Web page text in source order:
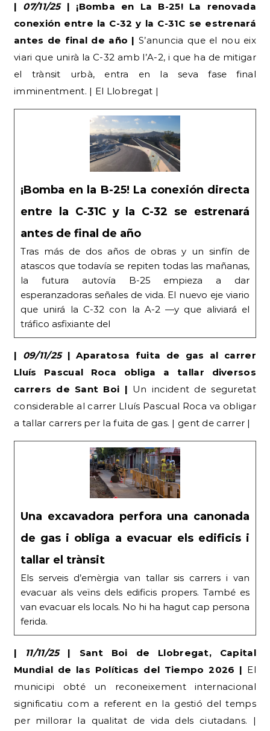
| 07/11/25| ¡Bomba en La B-25! La renovada
conexión entre la C-32 y la C-31C se estrenará
antes de final de año | S’anuncia que el nou eix
viari que unirà la C-32 amb l’A-2, i que ha de mitigar
el trànsit urbà, entra en la seva fase final
imminentment. | El Llobregat |
¡Bomba en la B-25! La conexión directa
entre la C-31C y la C-32 se estrenará
antes de final de año
Tras más de dos años de obras y un sinfín de
atascos que todavía se repiten todas las mañanas,
la futura autovía B-25 empieza a dar
esperanzadoras señales de vida. El nuevo eje viario
que unirá la C-32 con la A-2 —y que aliviará el
tráfico asfixiante del
| 09/11/25| Aparatosa fuita de gas al carrer
Lluís Pascual Roca obliga a tallar diversos
carrers de Sant Boi | Un incident de seguretat
considerable al carrer Lluís Pascual Roca va obligar
a tallar carrers per la fuita de gas. | gent de carrer |
Una excavadora perfora una canonada
de gas i obliga a evacuar els edificis i
tallar el trànsit
Els serveis d’emèrgia van tallar sis carrers i van
evacuar als veïns dels edificis propers. També es
van evacuar els locals. No hi ha hagut cap persona
ferida.
| 11/11/25| Sant Boi de Llobregat, Capital
Mundial de las Políticas del Tiempo 2026 | El
municipi obté un reconeixement internacional
significatiu com a referent en la gestió del temps
per millorar la qualitat de vida dels ciutadans. |